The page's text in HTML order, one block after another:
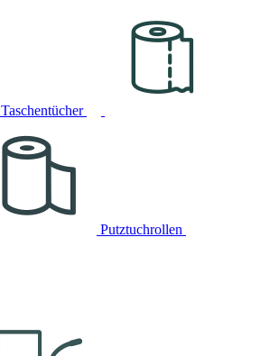
Taschentücher
Putztuchrollen